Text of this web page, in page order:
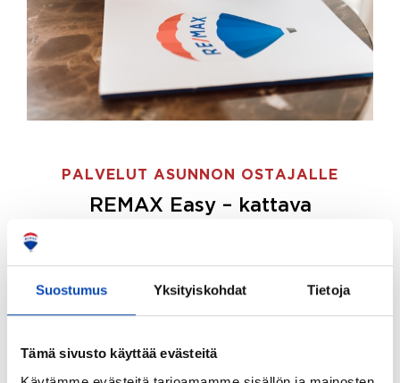
Suostumus Yksityiskohdat Tietoja
Tämä sivusto käyttää evästeitä
PALVELUT ASUNNON OSTAJALLE
REMAX Easy – kattava
ostajille.
Tee ostotoimeksianto ja etsimme juuri